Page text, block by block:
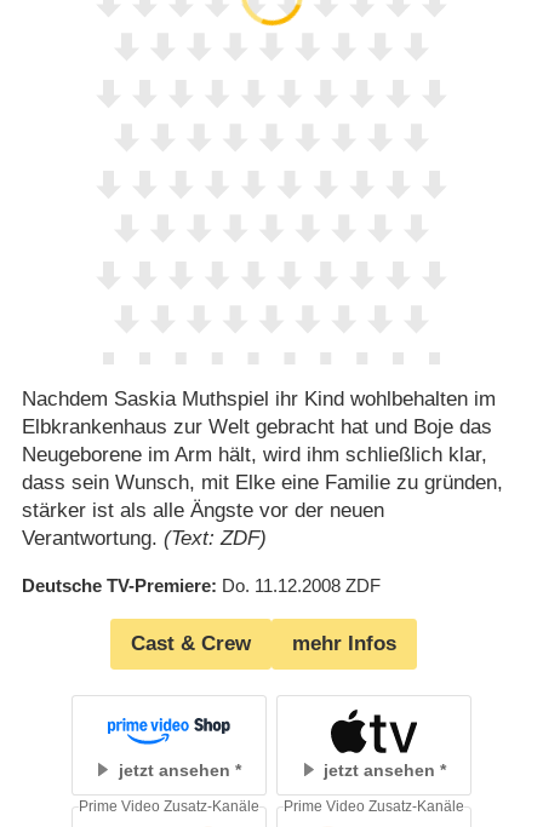
Nachdem Saskia Muthspiel ihr Kind wohlbehalten im
Elbkrankenhaus zur Welt gebracht hat und Boje das
Neugeborene im Arm hält, wird ihm schließlich klar,
dass sein Wunsch, mit Elke eine Familie zu gründen,
stärker ist als alle Ängste vor der neuen
Verantwortung. (Text: ZDF)
Deutsche TV-Premiere Do. 11.12.2008 ZDF
Cast & Crew mehr Infos
jetzt ansehen jetzt ansehen
Prime Video Zusatz-Kanäle Prime Video Zusatz-Kanäle